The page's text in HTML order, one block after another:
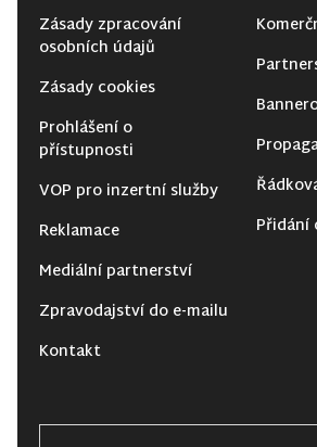
Zásady zpracování
osobních údajů
Zásady cookies
Prohlášení o
přístupnosti
VOP pro inzertní služby
Reklamace
Mediální partnerství
Zpravodajství do e-mailu
Kontakt
Přidání